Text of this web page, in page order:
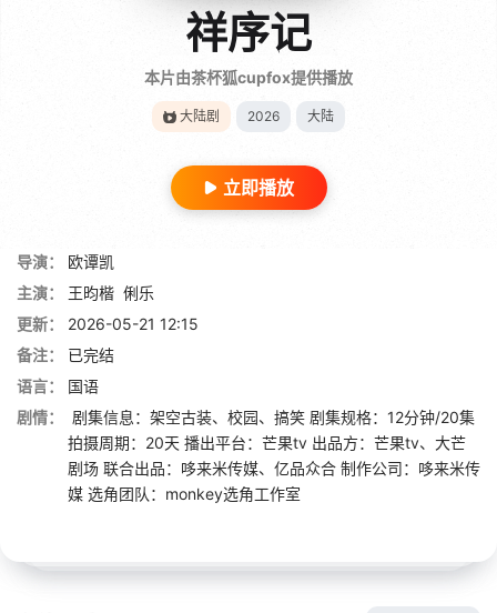
祥序记
本片由茶杯狐cupfox提供播放
大陆剧 2026 大陆
立即播放
导演：
欧谭凯
主演：
王昀楷 俐乐
更新：
2026-05-21 12:15
备注：
已完结
语言：
国语
剧情：
剧集信息：架空古装、校园、搞笑 剧集规格：12分钟/20集
拍摄周期：20天 播出平台：芒果tv 出品方：芒果tv、大芒
剧场 联合出品：哆来米传媒、亿品众合 制作公司：哆来米传
媒 选角团队：monkey选角工作室